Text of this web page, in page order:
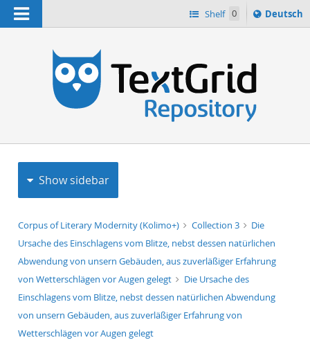
Navigation Shelf 0
Sprache
ï¿½ndern
Deutsch
Show sidebar
Corpus of Literary Modernity (Kolimo+) Collection 3
Die
Ursache des Einschlagens vom Blitze, nebst dessen natürlichen
Abwendung von unsern Gebäuden, aus zuverläßiger Erfahrung
von Wetterschlägen vor Augen gelegt
Die Ursache des
Einschlagens vom Blitze, nebst dessen natürlichen Abwendung
von unsern Gebäuden, aus zuverläßiger Erfahrung von
Wetterschlägen vor Augen gelegt